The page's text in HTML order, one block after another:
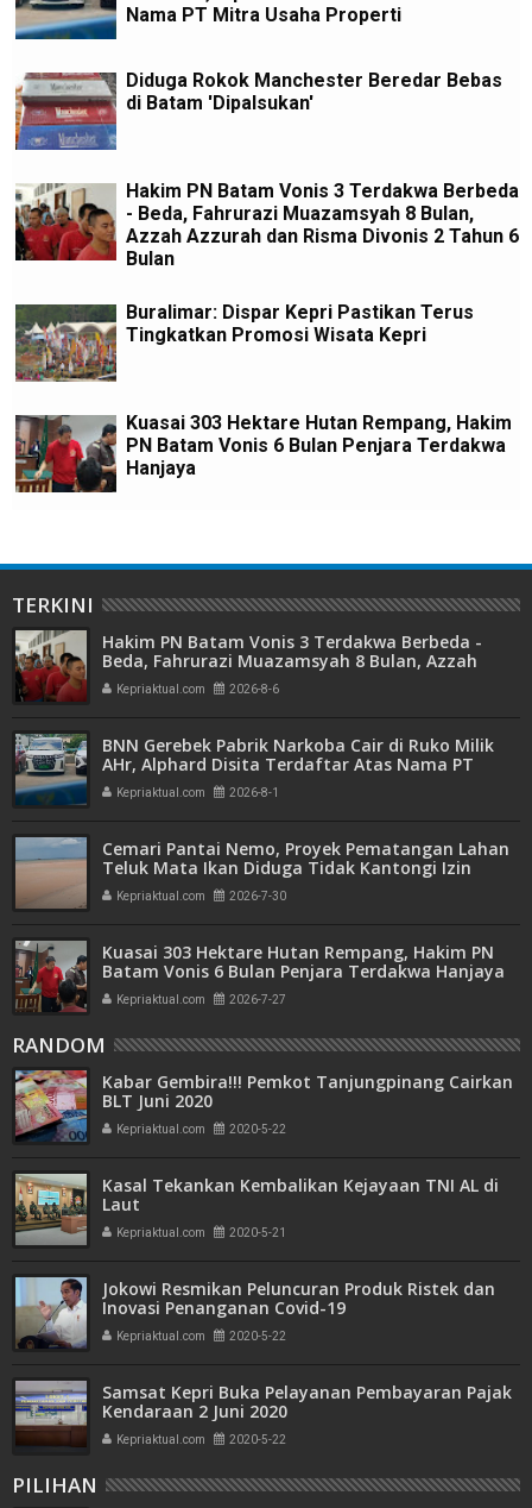
Nama PT Mitra Usaha Properti
Diduga Rokok Manchester Beredar Bebas
di Batam 'Dipalsukan'
Hakim PN Batam Vonis 3 Terdakwa Berbeda
- Beda, Fahrurazi Muazamsyah 8 Bulan,
Azzah Azzurah dan Risma Divonis 2 Tahun 6
Bulan
Buralimar: Dispar Kepri Pastikan Terus
Tingkatkan Promosi Wisata Kepri
Kuasai 303 Hektare Hutan Rempang, Hakim
PN Batam Vonis 6 Bulan Penjara Terdakwa
Hanjaya
TERKINI
Hakim PN Batam Vonis 3 Terdakwa Berbeda -
Beda, Fahrurazi Muazamsyah 8 Bulan, Azzah
Azzurah dan Risma Divonis 2 Tahun 6 Bulan
Kepriaktual.com 2026-8-6
BNN Gerebek Pabrik Narkoba Cair di Ruko Milik
AHr, Alphard Disita Terdaftar Atas Nama PT
Mitra Usaha Properti
Kepriaktual.com 2026-8-1
Cemari Pantai Nemo, Proyek Pematangan Lahan
Teluk Mata Ikan Diduga Tidak Kantongi Izin
Amdal
Kepriaktual.com 2026-7-30
Kuasai 303 Hektare Hutan Rempang, Hakim PN
Batam Vonis 6 Bulan Penjara Terdakwa Hanjaya
Kepriaktual.com 2026-7-27
RANDOM
Kabar Gembira!!! Pemkot Tanjungpinang Cairkan
BLT Juni 2020
Kepriaktual.com 2020-5-22
Kasal Tekankan Kembalikan Kejayaan TNI AL di
Laut
Kepriaktual.com 2020-5-21
Jokowi Resmikan Peluncuran Produk Ristek dan
Inovasi Penanganan Covid-19
Kepriaktual.com 2020-5-22
Samsat Kepri Buka Pelayanan Pembayaran Pajak
Kendaraan 2 Juni 2020
Kepriaktual.com 2020-5-22
PILIHAN